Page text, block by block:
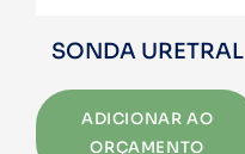
SONDA URETRAL
ADICIONAR AO
ORÇAMENTO